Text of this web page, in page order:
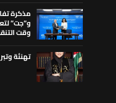
مذكرة
و”جت”
وقت
تهنئة